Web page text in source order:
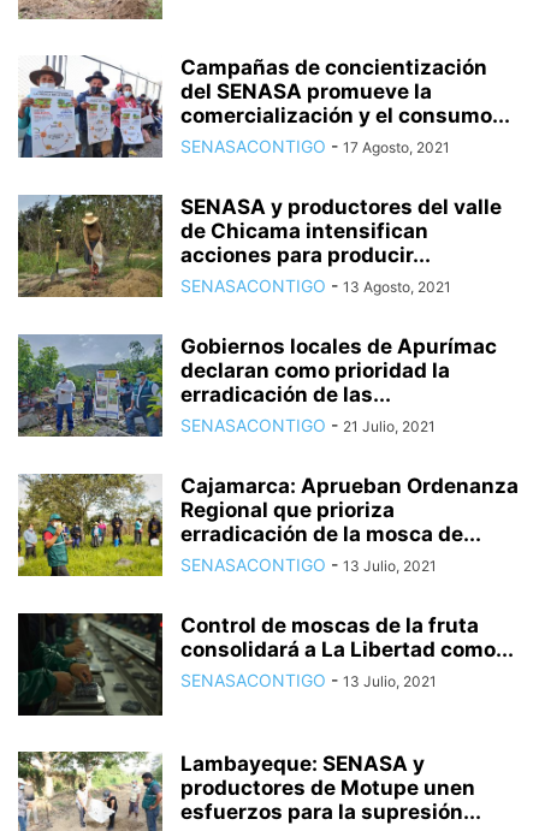
Campañas de concientización
del SENASA promueve la
comercialización y el consumo...
SENASACONTIGO - 17 Agosto, 2021
SENASA y productores del valle
de Chicama intensifican
acciones para producir...
SENASACONTIGO - 13 Agosto, 2021
Gobiernos locales de Apurímac
declaran como prioridad la
erradicación de las...
SENASACONTIGO - 21 Julio, 2021
Cajamarca: Aprueban Ordenanza
Regional que prioriza
erradicación de la mosca de...
SENASACONTIGO - 13 Julio, 2021
Control de moscas de la fruta
consolidará a La Libertad como...
SENASACONTIGO - 13 Julio, 2021
Lambayeque: SENASA y
productores de Motupe unen
esfuerzos para la supresión...